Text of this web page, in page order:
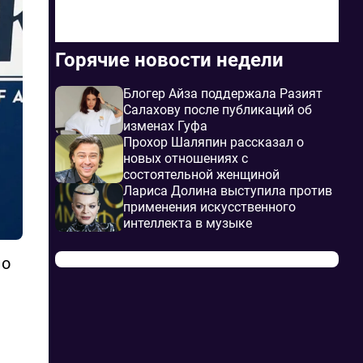
Горячие новости недели
Блогер Айза поддержала Разият
Салахову после публикаций об
изменах Гуфа
Прохор Шаляпин рассказал о
новых отношениях с
состоятельной женщиной
Лариса Долина выступила против
применения искусственного
интеллекта в музыке